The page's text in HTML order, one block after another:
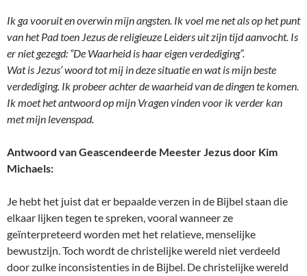
Ik ga vooruit en overwin mijn angsten. Ik voel me net als op het punt
van het Pad toen Jezus de religieuze Leiders uit zijn tijd aanvocht. Is
er niet gezegd: “De Waarheid is haar eigen verdediging”.
Wat is Jezus’ woord tot mij in deze situatie en wat is mijn beste
verdediging. Ik probeer achter de waarheid van de dingen te komen.
Ik moet het antwoord op mijn Vragen vinden voor ik verder kan
met mijn levenspad.
Antwoord van Geascendeerde Meester Jezus door Kim
Michaels:
Je hebt het juist dat er bepaalde verzen in de Bijbel staan die
elkaar lijken tegen te spreken, vooral wanneer ze
geïnterpreteerd worden met het relatieve, menselijke
bewustzijn. Toch wordt de christelijke wereld niet verdeeld
door zulke inconsistenties in de Bijbel. De christelijke wereld